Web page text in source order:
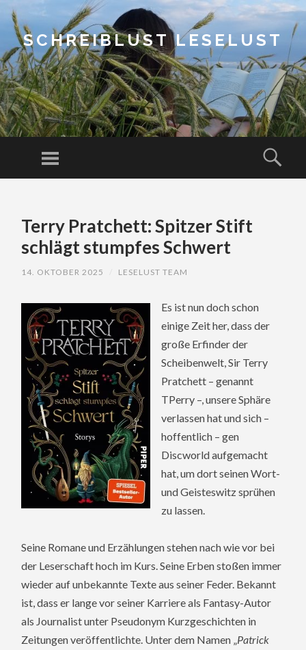
SCHREIBLUST LESELUST
Menu
CONTENTTerry Pratchett: Spitzer Stift
schlägt stumpfes Schwert
14. OKTOBER 2025 LESELUST TEAM
Es ist nun doch schon
einige Zeit her, dass der
große Erfinder der
Scheibenwelt, Sir Terry
Pratchett – genannt
TPerry –, unsere Sphäre
verlassen hat und sich –
hoffentlich – gen
Discworld aufgemacht
hat, um dort seinen Wort-
und Geisteswitz sprühen
zu lassen.
Seine Romane und Erzählungen stehen nach wie vor bei
der Leserschaft hoch im Kurs. Seine Erben stoßen immer
wieder auf unbekannte Texte aus seiner Feder. Bekannt
ist, dass er lange vor seiner Karriere als Fantasy-Autor
als Journalist unter Pseudonym Kurzgeschichten in
Zeitungen veröffentlichte. Unter dem Namen „Patrick